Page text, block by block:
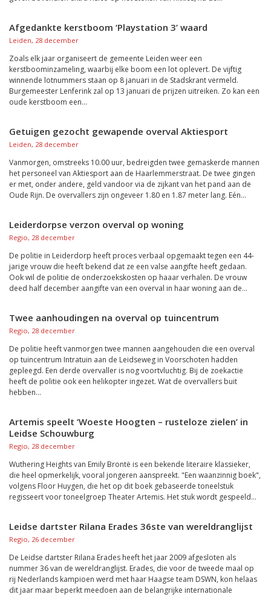
Afgedankte kerstboom ‘Playstation 3’ waard
Leiden, 28 december
Zoals elk jaar organiseert de gemeente Leiden weer een
kerstboominzameling, waarbij elke boom een lot oplevert. De vijftig
winnende lotnummers staan op 8 januari in de Stadskrant vermeld.
Burgemeester Lenferink zal op 13 januari de prijzen uitreiken. Zo kan een
oude kerstboom een...
Getuigen gezocht gewapende overval Aktiesport
Leiden, 28 december
Vanmorgen, omstreeks 10.00 uur, bedreigden twee gemaskerde mannen
het personeel van Aktiesport aan de Haarlemmerstraat. De twee gingen
er met, onder andere, geld vandoor via de zijkant van het pand aan de
Oude Rijn. De overvallers zijn ongeveer 1.80 en 1.87 meter lang. Eén...
Leiderdorpse verzon overval op woning
Regio, 28 december
De politie in Leiderdorp heeft proces verbaal opgemaakt tegen een 44-
jarige vrouw die heeft bekend dat ze een valse aangifte heeft gedaan.
Ook wil de politie de onderzoekskosten op haaar verhalen. De vrouw
deed half december aangifte van een overval in haar woning aan de...
Twee aanhoudingen na overval op tuincentrum
Regio, 28 december
De politie heeft vanmorgen twee mannen aangehouden die een overval
op tuincentrum Intratuin aan de Leidseweg in Voorschoten hadden
gepleegd. Een derde overvaller is nog voortvluchtig. Bij de zoekactie
heeft de politie ook een helikopter ingezet. Wat de overvallers buit
hebben...
Artemis speelt ‘Woeste Hoogten – rusteloze zielen’ in
Leidse Schouwburg
Regio, 28 december
Wuthering Heights van Emily Brontë is een bekende literaire klassieker,
die heel opmerkelijk, vooral jongeren aanspreekt. "Een waanzinnig boek",
volgens Floor Huygen, die het op dit boek gebaseerde toneelstuk
regisseert voor toneelgroep Theater Artemis. Het stuk wordt gespeeld...
Leidse dartster Rilana Erades 36ste van wereldranglijst
Regio, 26 december
De Leidse dartster Rilana Erades heeft het jaar 2009 afgesloten als
nummer 36 van de wereldranglijst. Erades, die voor de tweede maal op
rij Nederlands kampioen werd met haar Haagse team DSWN, kon helaas
dit jaar maar beperkt meedoen aan de belangrijke internationale